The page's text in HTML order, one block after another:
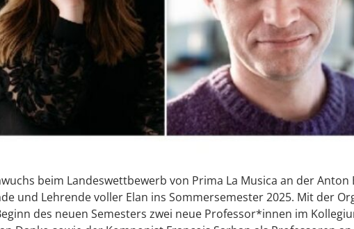
beim Landeswettbewerb von Prima La Musica an der
und Lehrende voller Elan ins Sommersemester 2025. Mit der
des neuen Semesters zwei neue Professor*innen im